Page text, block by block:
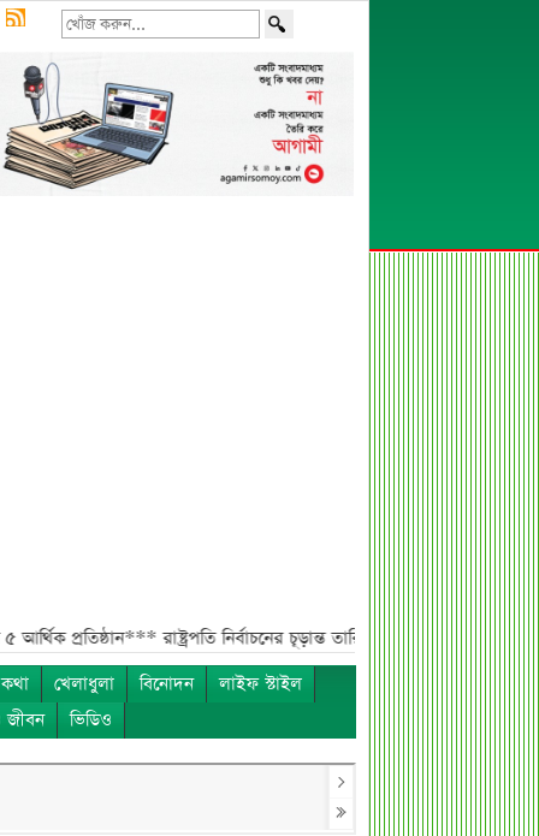
রাষ্ট্রপতি নির্বাচনের চূড়ান্ত তারিখ ঘোষণা***
খেলাধুলা বিনোদন
লাইফ স্টাইল
জীবন ভিডিও